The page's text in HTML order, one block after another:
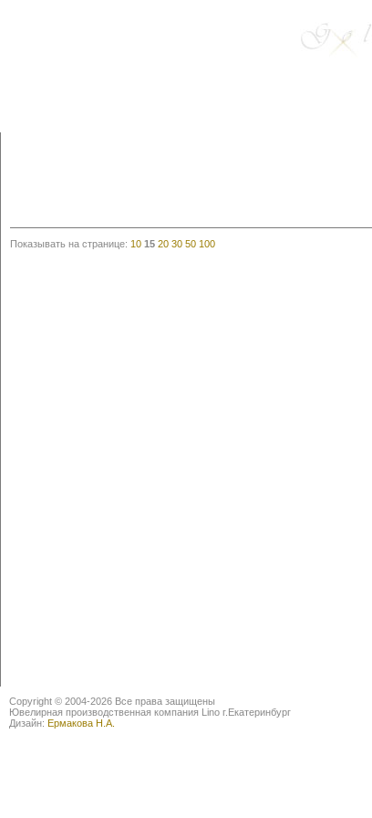
Показывать на странице: 10 15 20 30 50 100
Copyright © 2004-2026 Все права защищены
Ювелирная производственная компания Lino г.Екатеринбург
Дизайн: Ермакова Н.А.